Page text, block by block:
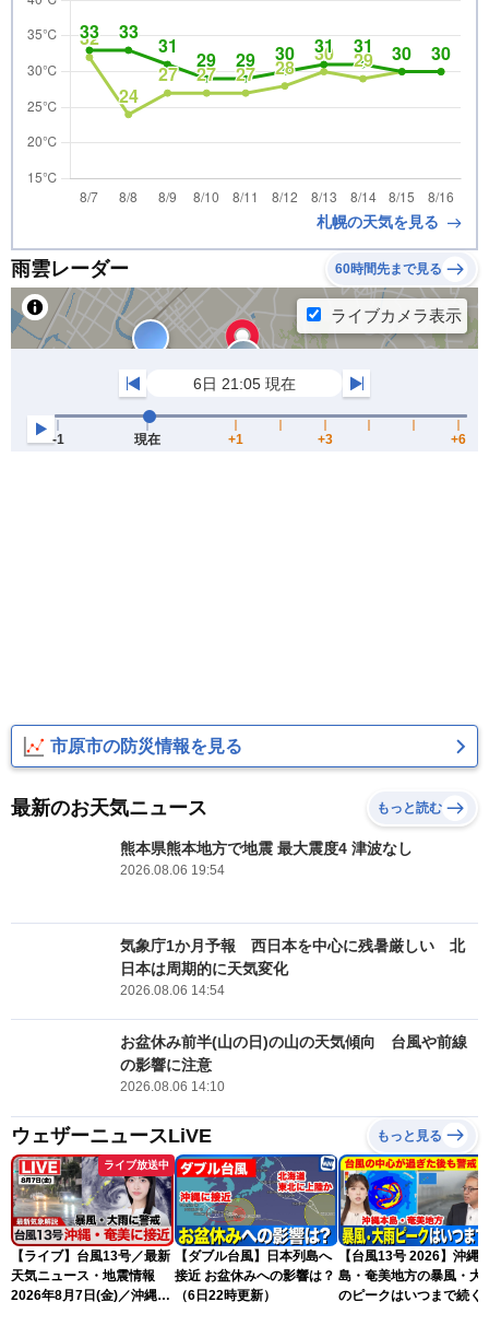
札幌の天気を見る
雨雲レーダー 60時間先まで見る
市原市の防災情報を見る
最新のお天気ニュース もっと読む
熊本県熊本地方で地震 最大震度4 津波なし
2026.08.06 19:54
気象庁1か月予報 西日本を中心に残暑厳しい 北
日本は周期的に天気変化
2026.08.06 14:54
お盆休み前半(山の日)の山の天気傾向 台風や前線
の影響に注意
2026.08.06 14:10
ウェザーニュースLiVE もっと見る
ライブ放送中
【ライブ】台風13号／最新
天気ニュース・地震情報
2026年8月7日(金)／沖縄・
【ダブル台風】日本列島へ
接近 お盆休みへの影響は？
（6日22時更新）
【台風13号 2026】沖縄
島・奄美地方の暴風・大
のピークはいつまで続く